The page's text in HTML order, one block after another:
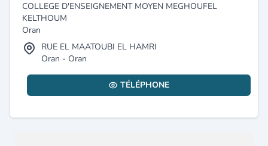
COLLEGE D'ENSEIGNEMENT MOYEN MEGHOUFEL
KELTHOUM
Oran
RUE EL MAATOUBI EL HAMRI
Oran - Oran
TÉLÉPHONE